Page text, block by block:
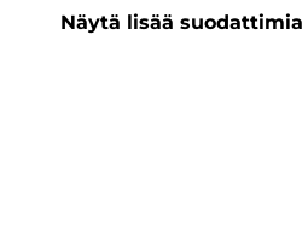
Näytä lisää suodattimia